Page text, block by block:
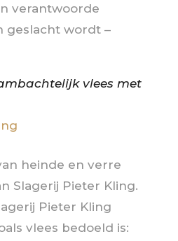
verantwoorde
geslacht wordt –
vlees met
heinde en verre
Slagerij Pieter Kling.
Pieter Kling
vlees bedoeld is: